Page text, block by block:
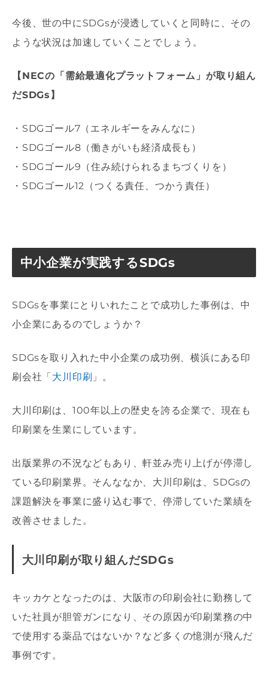
今後、世の中にSDGsが浸透していくと同時に、その
ような状況は加速していくことでしょう。
【NECの「需給最適化プラットフォーム」が取り組ん
だSDGs】
・SDGゴール7（エネルギーをみんなに）
・SDGゴール8（働きがいも経済成長も）
・SDGゴール9（住み続けられるまちづくりを）
・SDGゴール12（つくる責任、つかう責任）
中小企業が実践するSDGs
SDGsを事業にとりいれたことで成功した事例は、中
小企業にあるのでしょうか？
SDGsを取り入れた中小企業の成功例、横浜にある印
刷会社「大川印刷 」。
大川印刷は、100年以上の歴史を誇る企業で、現在も
印刷業を生業にしています。
出版業界の不況などもあり、軒並み売り上げが停滞し
ている印刷業界。そんななか、大川印刷は、SDGsの
課題解決を事業に盛り込む事で、停滞していた業績を
改善させました。
大川印刷が取り組んだSDGs
キッカケとなったのは、大阪市の印刷会社に勤務して
いた社員が胆管ガンになり、その原因が印刷業務の中
で使用する薬品ではないか？など多くの憶測が飛んだ
事例です。